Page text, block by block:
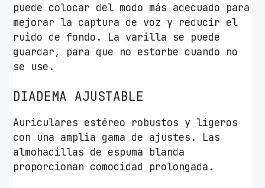
puede colocar del modo más adecuado para
mejorar la captura de voz y reducir el
ruido de fondo. La varilla se puede
guardar, para que no estorbe cuando no
se use.
DIADEMA AJUSTABLE
Auriculares estéreo robustos y ligeros
con una amplia gama de ajustes. Las
almohadillas de espuma blanda
proporcionan comodidad prolongada.